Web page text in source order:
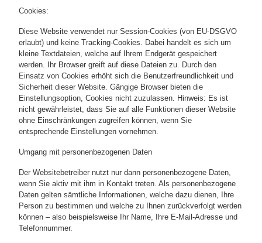
Cookies:
Diese Website verwendet nur Session-Cookies (von EU-DSGVO
erlaubt) und keine Tracking-Cookies. Dabei handelt es sich um
kleine Textdateien, welche auf Ihrem Endgerät gespeichert
werden. Ihr Browser greift auf diese Dateien zu. Durch den
Einsatz von Cookies erhöht sich die Benutzerfreundlichkeit und
Sicherheit dieser Website. Gängige Browser bieten die
Einstellungsoption, Cookies nicht zuzulassen. Hinweis: Es ist
nicht gewährleistet, dass Sie auf alle Funktionen dieser Website
ohne Einschränkungen zugreifen können, wenn Sie
entsprechende Einstellungen vornehmen.
Umgang mit personenbezogenen Daten
Der Websitebetreiber nutzt nur dann personenbezogene Daten,
wenn Sie aktiv mit ihm in Kontakt treten. Als personenbezogene
Daten gelten sämtliche Informationen, welche dazu dienen, Ihre
Person zu bestimmen und welche zu Ihnen zurückverfolgt werden
können – also beispielsweise Ihr Name, Ihre E-Mail-Adresse und
Telefonnummer.